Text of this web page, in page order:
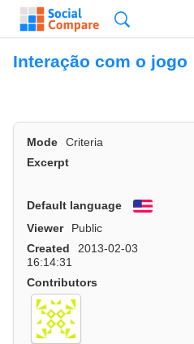
Interação com o jogo
Mode Criteria
Excerpt
Default language
English
Viewer
Public
Created
2013-02-03
16:14:31
Contributors